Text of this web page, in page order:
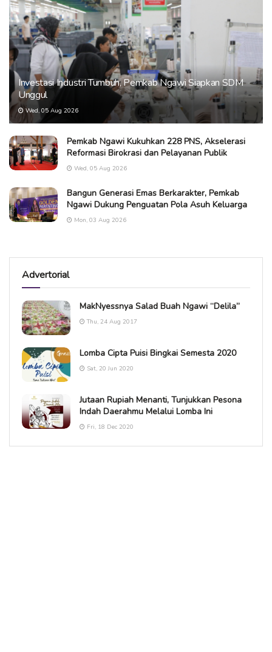
Investasi Industri Tumbuh, Pemkab Ngawi Siapkan SDM
Unggul
Wed, 05 Aug 2026
Pemkab Ngawi Kukuhkan 228 PNS, Akselerasi
Reformasi Birokrasi dan Pelayanan Publik
Wed, 05 Aug 2026
Bangun Generasi Emas Berkarakter, Pemkab
Ngawi Dukung Penguatan Pola Asuh Keluarga
Mon, 03 Aug 2026
Advertorial
MakNyessnya Salad Buah Ngawi “Delila”
Thu, 24 Aug 2017
Lomba Cipta Puisi Bingkai Semesta 2020
Sat, 20 Jun 2020
Jutaan Rupiah Menanti, Tunjukkan Pesona
Indah Daerahmu Melalui Lomba Ini
Fri, 18 Dec 2020